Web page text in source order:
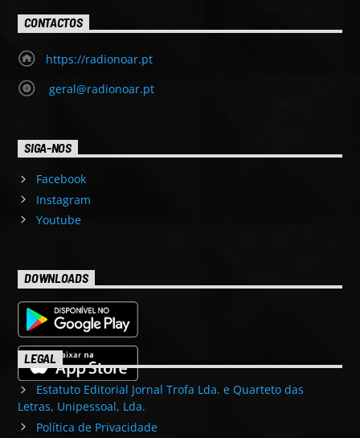
CONTACTOS
https://radionoar.pt
geral@radionoar.pt
SIGA-NOS
Facebook
Instagram
Youtube
DOWNLOADS
LEGAL
Estatuto Editorial Jornal Trofa Lda. e Quarteto das
Letras, Unipessoal, Lda.
Política de Privacidade